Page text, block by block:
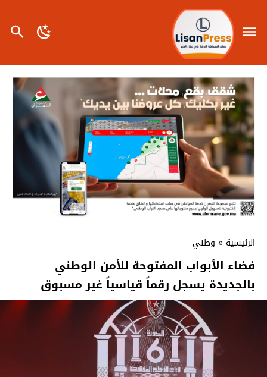
الرئيسية » وطني
فضاء الأبواب المفتوحة للأمن الوطني
بالجديدة يسجل رقماً قياسياً غير مسبوق